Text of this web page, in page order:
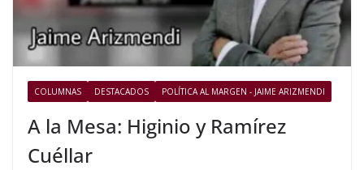
COLUMNAS DESTACADOS POLÍTICA AL MARGEN - JAIME ARIZMENDI
A la Mesa: Higinio y Ramírez
Cuéllar